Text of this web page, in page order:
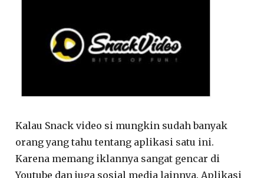
Kalau Snack video si mungkin sudah banyak
orang yang tahu tentang aplikasi satu ini.
Karena memang iklannya sangat gencar di
Youtube dan juga sosial media lainnya. Aplikasi